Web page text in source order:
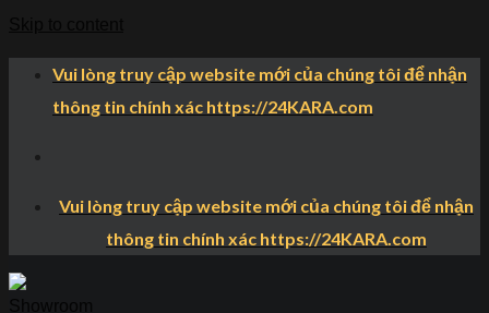
Vui lòng truy cập website mới của chúng tôi để nhận
thông tin chính xác https://24KARA.com
Vui lòng truy cập website mới của chúng tôi để nhận
thông tin chính xác https://24KARA.com